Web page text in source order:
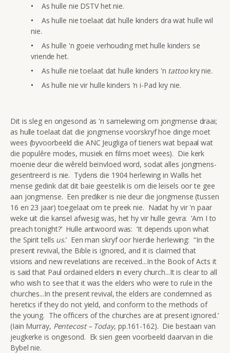
As hulle nie DSTV het nie.
As hulle nie toelaat dat hulle kinders dra wat hulle wil
nie.
As hulle 'n goeie verhouding met hulle kinders se
vriende het.
As hulle nie toelaat dat hulle kinders 'n tattookry nie.
As hulle nie vir hulle kinders 'n i-Pad kry nie.
Dit is sleg en ongesond as 'n samelewing om jongmense draai;
as hulle toelaat dat die jongmense voorskryf hoe dinge moet
wees (byvoorbeeld die ANC Jeugliga of tieners wat bepaal wat
die populêre modes, musiek en films moet wees). Die kerk
moenie deur die wêreld beïnvloed word, sodat alles jongmens-
gesentreerd is nie. Tydens die 1904 herlewing in Wallis het
mense gedink dat dit baie geestelik is om die leisels oor te gee
aan jongmense. Een prediker is nie deur die jongmense (tussen
16 en 23 jaar) toegelaat om te preek nie. Nadat hy vir 'n paar
weke uit die kansel afwesig was, het hy vir hulle gevra: ‘Am I to
preach tonight?’ Hulle antwoord was: ‘It depends upon what
the Spirit tells us.’ Een man skryf oor hierdie herlewing: “In the
present revival, the Bible is ignored, and it is claimed that
visions and new revelations are received...In the Book of Acts it
is said that Paul ordained elders in every church...It is clear to all
who wish to see that it was the elders who were to rule in the
churches...In the present revival, the elders are condemned as
heretics if they do not yield, and conform to the methods of
the young. The officers of the churches are at present ignored.’
(Iain Murray, Pentecost – Today, pp.161-162). Die bestaan van
jeugkerke is ongesond. Ek sien geen voorbeeld daarvan in die
Bybel nie.